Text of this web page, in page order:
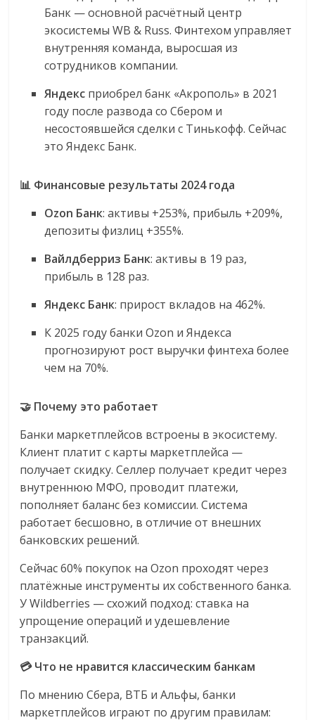
обсудить
изменения
читателем.
Банк — основной расчётный центр
экосистемы WB & Russ. Финтехом управляет
внутренняя команда, выросшая из
сотрудников компании.
Яндекс приобрел банк «Акрополь» в 2021
году после развода со Сбером и
несостоявшейся сделки с Тинькофф. Сейчас
это Яндекс Банк.
📊 Финансовые результаты 2024 года
Ozon Банк: активы +253%, прибыль +209%,
депозиты физлиц +355%.
Вайлдберриз Банк: активы в 19 раз,
прибыль в 128 раз.
Яндекс Банк: прирост вкладов на 462%.
К 2025 году банки Ozon и Яндекса
прогнозируют рост выручки финтеха более
чем на 70%.
🤝 Почему это работает
Банки маркетплейсов встроены в экосистему.
Клиент платит с карты маркетплейса —
получает скидку. Селлер получает кредит через
внутреннюю МФО, проводит платежи,
пополняет баланс без комиссии. Система
работает бесшовно, в отличие от внешних
банковских решений.
Сейчас 60% покупок на Ozon проходят через
платёжные инструменты их собственного банка.
У Wildberries — схожий подход: ставка на
упрощение операций и удешевление
транзакций.
💳 Что не нравится классическим банкам
По мнению Сбера, ВТБ и Альфы, банки
маркетплейсов играют по другим правилам: